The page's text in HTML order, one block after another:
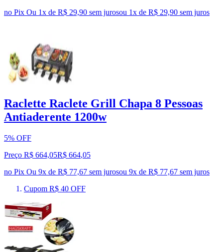
no Pix Ou 1x de R$ 29,90 sem jurosou 1x de R$ 29,90 sem juros
Raclette Raclete Grill Chapa 8 Pessoas
Antiaderente 1200w
5% OFF
Preço R$ 664,05R$ 664,05
no Pix Ou 9x de R$ 77,67 sem jurosou 9x de R$ 77,67 sem juros
Cupom R$ 40 OFF